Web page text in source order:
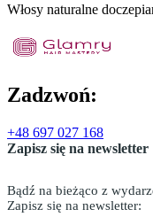
Włosy naturalne
Zadzwoń:
+48 697 027 168
Zapisz się na newsletter
Bądź na bieżąco z
Zapisz się na newsletter: